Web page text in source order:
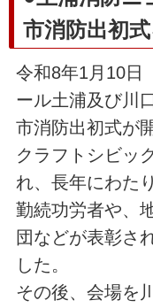
市消防出初
令和8年1月10日
ール土浦及び川
市消防出初式が
クラフトシビッ
れ、長年にわた
勤続功労者や、
団などが表彰さ
した。
その後、会場を